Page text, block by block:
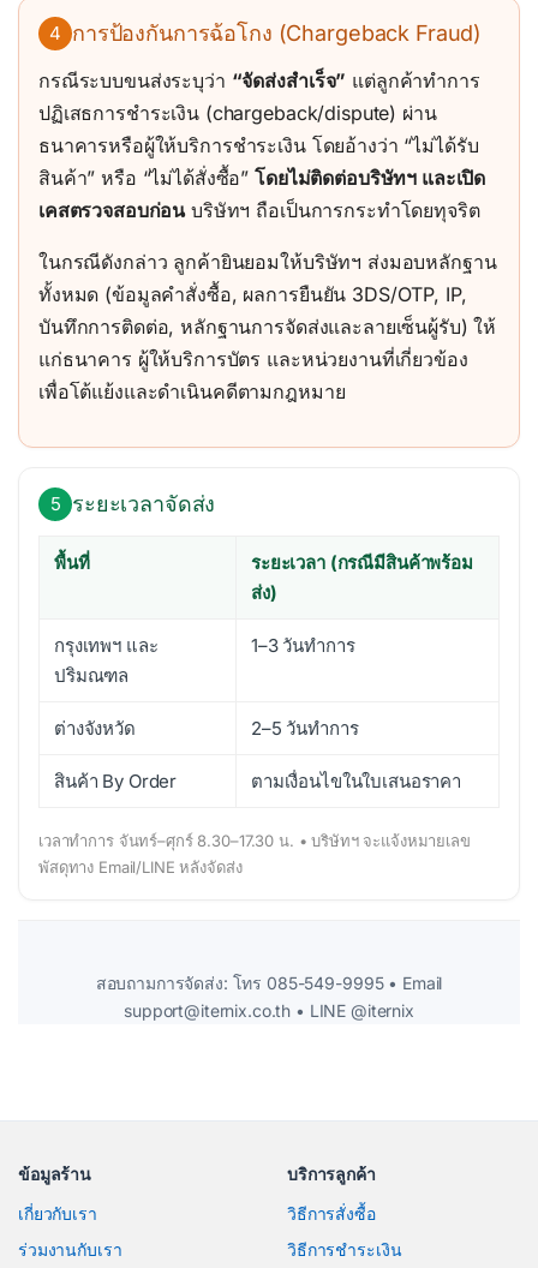
4 การป้องกันการฉ้อโกง (Chargeback Fraud)
กรณีระบบขนส่งระบุว่า “จัดส่งสำเร็จ” แต่ลูกค้าทำการ
ปฏิเสธการชำระเงิน (chargeback/dispute) ผ่าน
ธนาคารหรือผู้ให้บริการชำระเงิน โดยอ้างว่า “ไม่ได้รับ
สินค้า” หรือ “ไม่ได้สั่งซื้อ”โดยไม่ติดต่อบริษัทฯ และเปิด
เคสตรวจสอบก่อนบริษัทฯ ถือเป็นการกระทำโดยทุจริต
ในกรณีดังกล่าว ลูกค้ายินยอมให้บริษัทฯ ส่งมอบหลักฐาน
ทั้งหมด (ข้อมูลคำสั่งซื้อ, ผลการยืนยัน 3DS/OTP, IP,
บันทึกการติดต่อ, หลักฐานการจัดส่งและลายเซ็นผู้รับ) ให้
แก่ธนาคาร ผู้ให้บริการบัตร และหน่วยงานที่เกี่ยวข้อง
เพื่อโต้แย้งและดำเนินคดีตามกฎหมาย
5 ระยะเวลาจัดส่ง
พื้นที่
ระยะเวลา (กรณีมีสินค้าพร้อม
ส่ง)
กรุงเทพฯ และ
ปริมณฑล
1–3 วันทำการ
ต่างจังหวัด 2–5 วันทำการ
สินค้า By Order ตามเงื่อนไขในใบเสนอราคา
เวลาทำการ จันทร์–ศุกร์ 8.30–17.30 น. • บริษัทฯ จะแจ้งหมายเลข
พัสดุทาง Email/LINE หลังจัดส่ง
สอบถามการจัดส่ง: โทร 085-549-9995 • Email
support@iternix.co.th • LINE @iternix
ข้อมูลร้าน
เกี่ยวกับเรา
ร่วมงานกับเรา
บริการลูกค้า
วิธีการสั่งซื้อ
วิธีการชำระเงิน